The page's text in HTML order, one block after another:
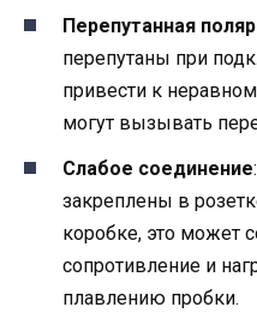
Перепутанная
перепутаны при
привести к
могут вызывать
Слабое соединение
закреплены в
коробке, это может
сопротивление и
плавлению пробки.